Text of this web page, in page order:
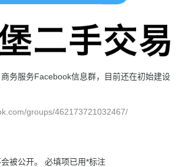
务服务Facebook信息群，目前还在初始建设
groups/462173721032467/
被公开。 必填项已用*标注